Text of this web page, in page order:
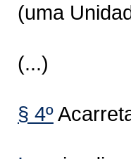
(uma
(...)
§ 4º